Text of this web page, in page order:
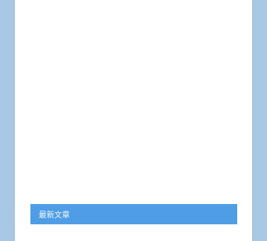
最新文章